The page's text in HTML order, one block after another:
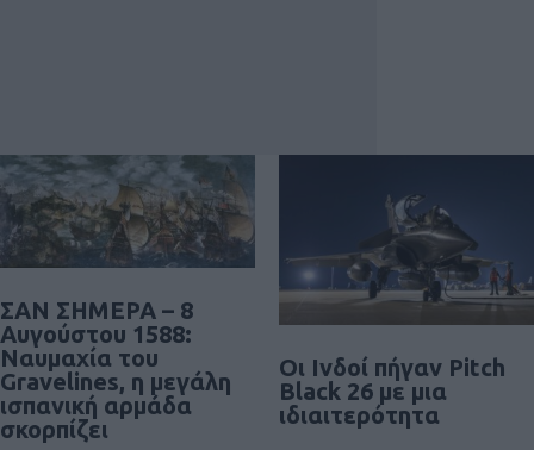
ΣΑΝ ΣΗΜΕΡΑ – 8
Αυγούστου 1588:
Ναυμαχία του
Gravelines, η μεγάλη
ισπανική αρμάδα
σκορπίζει
Οι Ινδοί πήγαν Pitch
Black 26 με μια
ιδιαιτερότητα